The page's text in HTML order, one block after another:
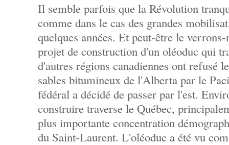
Il semble parfois que la Révolution
comme dans le cas des grandes
quelques années. Et peut-être le
projet de construction d'un oléoduc qui
d'autres régions canadiennes ont refusé
sables bitumineux de l'Alberta par le
fédéral a décidé de passer par l'est.
construire traverse le Québec,
plus importante concentration
du Saint-Laurent. L'oléoduc a été vu